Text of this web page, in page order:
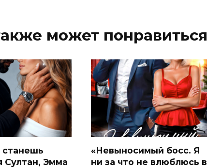
может понравиться
станешь
Султан, Эмма
«Невыносимый босс. Я
ни за что не влюблюсь в